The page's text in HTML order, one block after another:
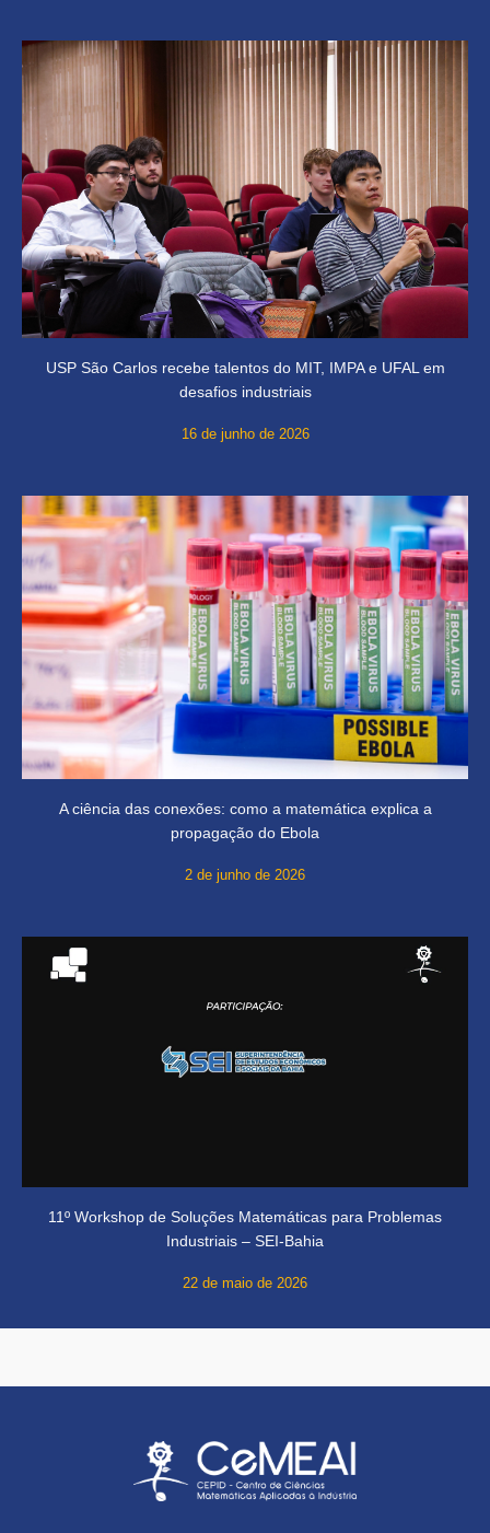
USP São Carlos recebe talentos do MIT, IMPA e UFAL em
desafios industriais
16 de junho de 2026
A ciência das conexões: como a matemática explica a
propagação do Ebola
2 de junho de 2026
11º Workshop de Soluções Matemáticas para Problemas
Industriais – SEI-Bahia
22 de maio de 2026